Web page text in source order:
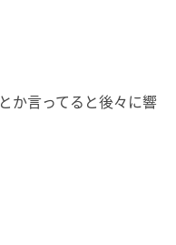
か言ってると後々に響